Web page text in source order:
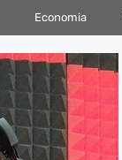
Economia